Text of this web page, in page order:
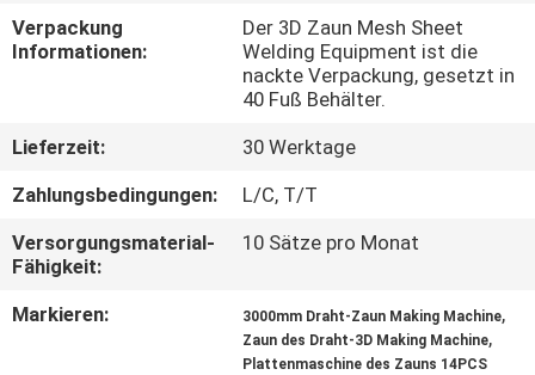
FABRIK-
AUSFLUG
QUALITÄTSKONTROLLE
TRETEN
SIE
Verpackung
Informationen:
Der 3D Zaun Mesh Sheet
Welding Equipment ist die
nackte Verpackung, gesetzt in
40 Fuß Behälter.
Lieferzeit:
30 Werktage
Zahlungsbedingungen:
L/C, T/T
Versorgungsmaterial-
Fähigkeit:
10 Sätze pro Monat
Markieren: 3000mm Draht-Zaun Making Machine,
Zaun des Draht-3D Making Machine,
Plattenmaschine des Zauns 14PCS